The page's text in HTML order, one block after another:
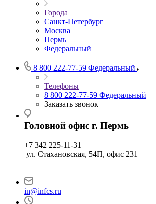
Города
Санкт-Петербург
Москва
Пермь
Федеральный
8 800 222-77-59 Федеральный
Телефоны
8 800 222-77-59 Федеральный
Заказать звонок
Головной офис г. Пермь
+7 342 225-11-31
ул. Стахановская, 54П, офис 231
in@infcs.ru